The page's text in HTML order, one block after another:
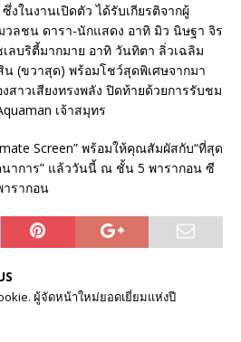
ในงานเปิดตัว ได้รับเกียรติจากผู้
ลชน ดารา-นักแสดง อาทิ มิว นิษฐา จิร
ลบริตี้มากมาย อาทิ วันทิตา ลิ่วเฉลิม
(ขวาสุด) พร้อมโชว์สุดพิเศษจากมา
สาวเสียงทรงพลัง ปิดท้ายด้วยการรับชม
เจ้าสมุทร
Screen” พร้อมให้คุณสัมผัสกับ“ที่สุด
าการ” แล้ววันนี้ ณ ชั้น 5 พารากอน ซี
รากอน
ผู้จัดหน้าใหม่ยอดเยี่ยมแห่งปี